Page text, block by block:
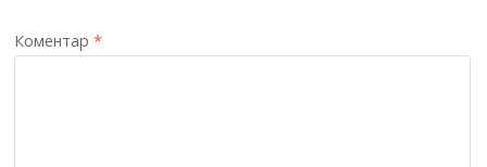
Коментар*